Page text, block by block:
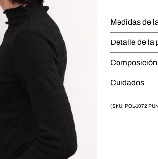
Medidas de
Detalle de la
Composición
Cuidados
(SKU: POL-1072